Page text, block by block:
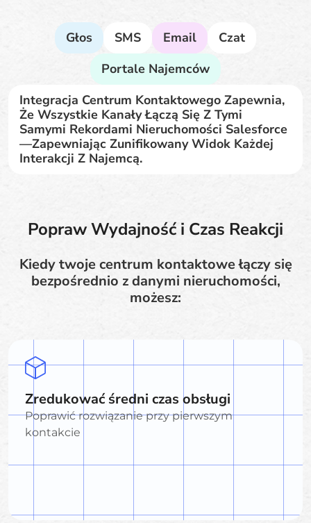
Głos SMS Email
Czat
Portale Najemców
Integracja Centrum Kontaktowego Zapewnia,
Że Wszystkie Kanały Łączą Się Z Tymi
Samymi Rekordami Nieruchomości Salesforce
—zapewniając Zunifikowany Widok Każdej
Interakcji Z Najemcą.
Popraw Wydajność i Czas Reakcji
Kiedy twoje centrum kontaktowe łączy się
bezpośrednio z danymi nieruchomości,
możesz:
Zredukować średni czas obsługi
Poprawić rozwiązanie przy pierwszym
kontakcie